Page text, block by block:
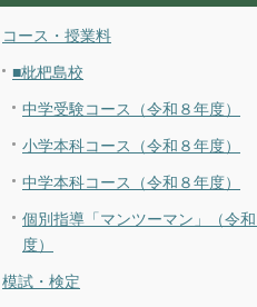
コース・授業料
■枇杷島校
中学受験コース（令和８年度）
小学本科コース（令和８年度）
中学本科コース（令和８年度）
個別指導「マンツーマン」（令
度）
模試・検定